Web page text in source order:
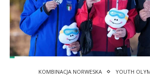
KOMBINACJA NORWESKA YOUTH